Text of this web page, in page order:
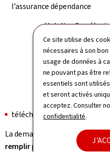
Ce site utilise des
nécessaires à son
usage de données à
ne pouvant pas être
essentiels sont
et seront activés
acceptez. Consulter
confidentialité.
l’assurance dépendance
Helpline
Tél.: (+352) 247-
Fax: (+352) 247-
Contact Email
Du lundi au
13.30 à 16.30 heures
téléchargeable sur le
La demande de prestations est
remplir par le demandeur ET